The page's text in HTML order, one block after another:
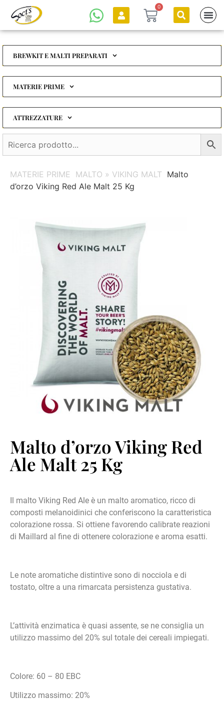
0
BREWKIT E MALTI PREPARATI
MATERIE PRIME
ATTREZZATURE
MATERIE PRIME MALTO » VIKING MALT Malto
d’orzo Viking Red Ale Malt 25 Kg
Malto d’orzo Viking Red
Ale Malt 25 Kg
Il malto Viking Red Ale è un malto aromatico, ricco di
composti melanoidinici che conferiscono la caratteristica
colorazione rossa. Si ottiene favorendo calibrate reazioni
di Maillard al fine di ottenere colorazione e aroma esatti.
Le note aromatiche distintive sono di nocciola e di
tostato, oltre a una rimarcata persistenza gustativa.
L’attività enzimatica è quasi assente, se ne consiglia un
utilizzo massimo del 20% sul totale dei cereali impiegati.
Colore: 60 – 80 EBC
Utilizzo massimo: 20%